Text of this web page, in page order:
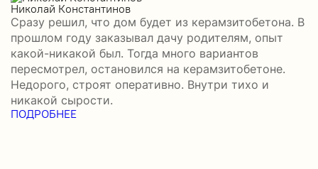
Николай Константинов
Сразу решил, что дом будет из керамзитобетона. В
прошлом году заказывал дачу родителям, опыт
какой-никакой был. Тогда много вариантов
пересмотрел, остановился на керамзитобетоне.
Недорого, строят оперативно. Внутри тихо и
никакой сырости.
ПОДРОБНЕЕ